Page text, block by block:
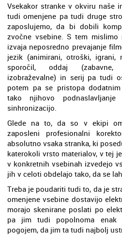
Vsekakor stranke v okviru naše
tudi omenjene pa tudi druge
zaposlujemo, da bi dobili
zvočne vsebine. S tem
izvaja neposredno prevajanje
jezik (animirani, otroški, igrani,
sporočil, oddaj (zabavne,
izobraževalne) in serij pa tudi
potem pa se pristopa
tako njihovo
sinhronizacijo.
Glede na to, da so v ekipi
zaposleni profesionalni
absolutno vsaka stranka, ki
katerokoli vrsto materialov, v tej
v konkretnih vsebinah izvedejo
jih v celoti obdelajo tako, da se
Treba je poudariti tudi to, da je
omenjene vsebine dostavijo
morajo skenirane poslati po
pa jim tudi popolnoma enak
pogojem, da jim ta tudi najbolj